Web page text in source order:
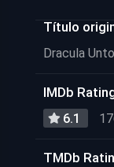
Título
Dracula
IMDb
6.1
TMDb